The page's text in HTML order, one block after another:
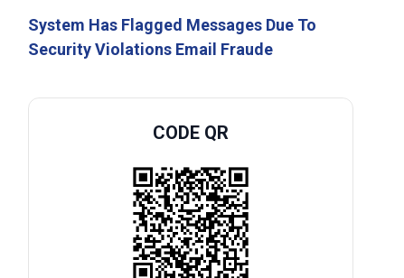
System Has Flagged Messages Due To
Security Violations Email Fraude
CODE QR